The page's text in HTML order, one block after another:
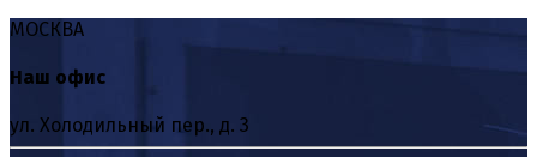
МОСКВА
Наш офис
ул. Холодильный пер., д. 3